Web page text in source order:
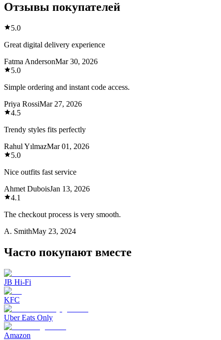
Отзывы покупателей
5.0
Great digital delivery experience
Fatma AndersonMar 30, 2026
5.0
Simple ordering and instant code access.
Priya RossiMar 27, 2026
4.5
Trendy styles fits perfectly
Rahul YılmazMar 01, 2026
5.0
Nice outfits fast service
Ahmet DuboisJan 13, 2026
4.1
The checkout process is very smooth.
A. SmithMay 23, 2024
Часто покупают вместе
JB Hi-Fi
KFC
Uber Eats Only
Amazon